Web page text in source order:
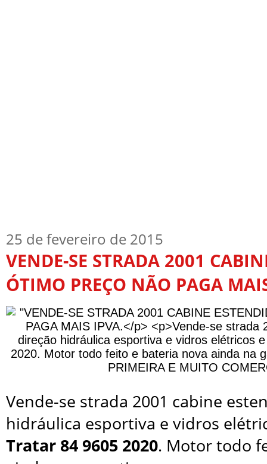
25 de fevereiro de 2015
VENDE-SE STRADA 2001
ÓTIMO PREÇO NÃO PAGA
Vende-se strada 2001 cabine
hidráulica esportiva e vidros
Tratar 84 9605 2020. Motor todo